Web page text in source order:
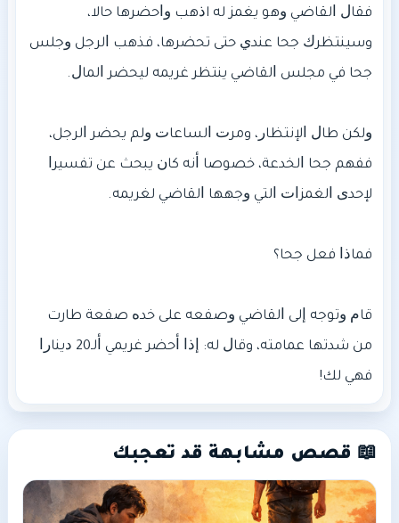
ﻓﻘﺎﻝ ﺍﻟﻘﺎﺿﻲ ﻭﻫﻮ ﻳﻐﻤﺰ ﻟﻪ اﺫﻫﺐ ﻭﺍﺣﻀﺮﻫﺎ ﺣﺎﻻ،
وﺳﻴﻨﺘﻈﺮﻙ ﺟﺤﺎ ﻋﻨﺪﻱ ﺣﺘﻰ ﺗﺤﻀﺮﻫﺎ، ﻓﺬﻫﺐ ﺍﻟﺮﺟﻞ ﻭﺟﻠﺲ
ﻭﻟﻜﻦ ﻃﺎﻝ ﺍﻹﻧﺘﻈﺎﺭ، وﻣﺮﺕ ﺍﻟﺴﺎﻋﺎﺕ ﻭﻟﻢ ﻳﺤﻀﺮ ﺍﻟﺮﺟﻞ،
ففهم ﺟﺤﺎ ﺍﻟﺨﺪﻋﺔ، خصوﺻﺎ ﺃﻧﻪ ﻛﺎﻥ ﻳﺒﺤﺚ ﻋﻦ ﺗﻔﺴﻴﺮﺍ
ﻗﺎﻡ ﻭﺗﻮﺟﻪ ﺇﻟﻰ ﺍﻟﻘﺎﺿﻲ ﻭﺻﻔﻌﻪ ﻋﻠﻰ ﺧﺪﻩ ﺻﻔﻌﺔ طارت
من شدتها ﻋﻤﺎﻣﺘﻪ، وﻗﺎﻝ ﻟﻪ: ﺇﺫﺍ ﺃﺣﻀﺮ ﻏﺮﻳﻤﻲ ﺃﻟـ20 ﺩﻳﻨﺎﺭﺍ
ﻓﻬﻲ ﻟﻚ!
📖 قصص مشابهة قد تعجبك